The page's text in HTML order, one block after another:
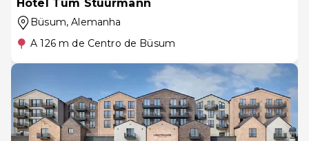
Hotel Tum Stüürmann
Büsum, Alemanha
A 126 m de Centro de Büsum